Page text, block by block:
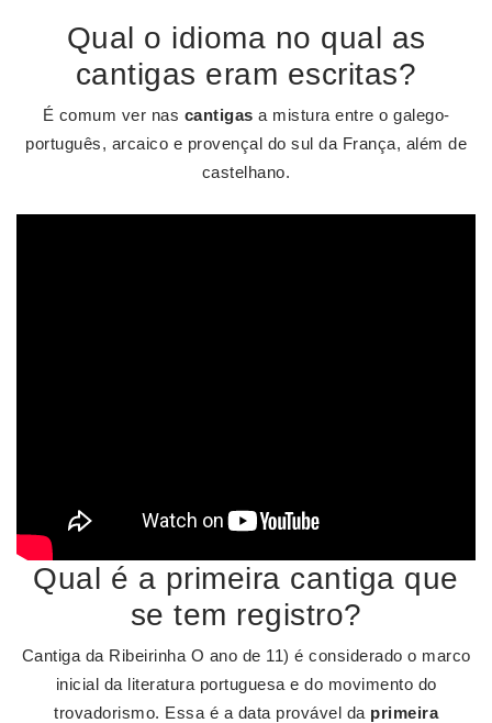
Qual o idioma no qual as
cantigas eram escritas?
É comum ver nas cantigas a mistura entre o galego-
português, arcaico e provençal do sul da França, além de
castelhano.
Qual é a primeira cantiga que
se tem registro?
Cantiga da Ribeirinha O ano de 11) é considerado o marco
inicial da literatura portuguesa e do movimento do
trovadorismo. Essa é a data provável da primeira